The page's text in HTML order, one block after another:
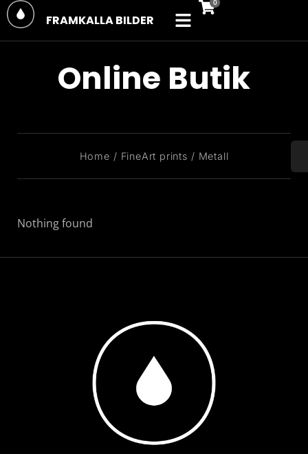
FRAMKALLA BILDER
Online Butik
You are here:
Home FineArt prints Metall
Nothing found